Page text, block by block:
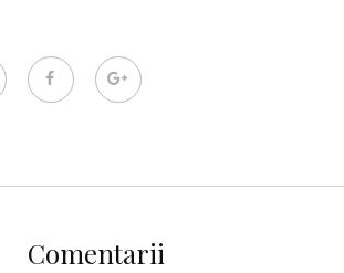
TWITTERFACEBOOKGOOGLE+
Comentarii